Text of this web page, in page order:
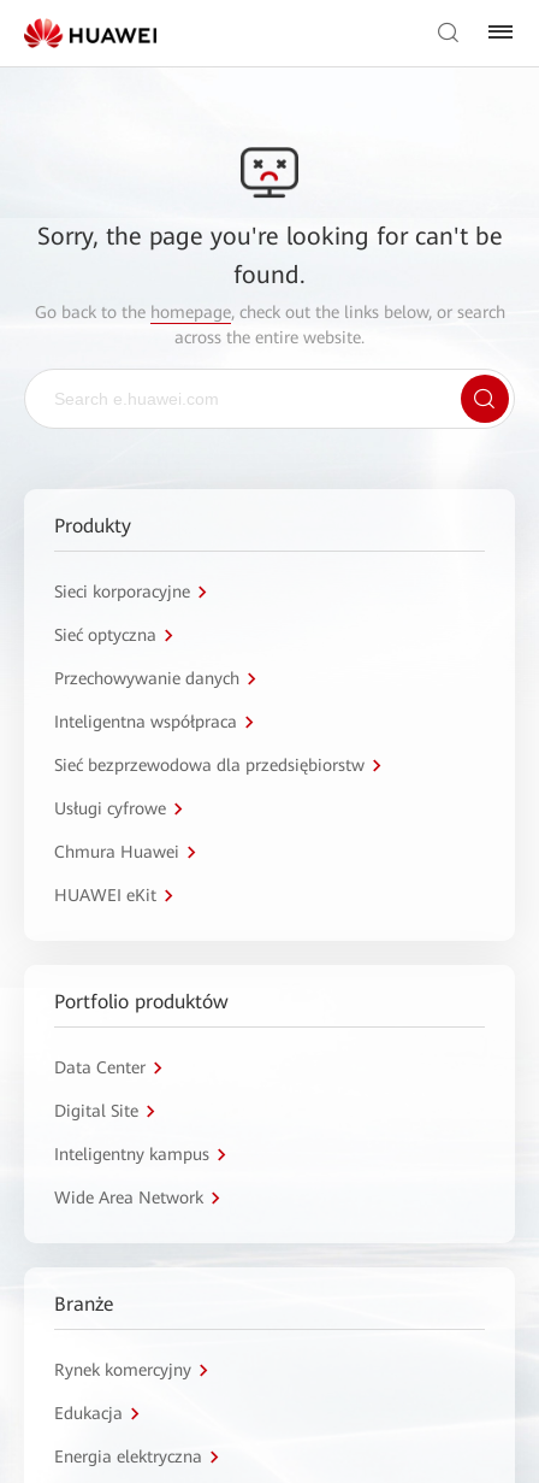
Sorry, the page you're looking for can't be
found.
Go back to the homepage, check out the links below, or search
across the entire website.
Produkty
Sieci korporacyjne
Sieć optyczna
Przechowywanie danych
Inteligentna współpraca
Sieć bezprzewodowa dla przedsiębiorstw
Usługi cyfrowe
Chmura Huawei
HUAWEI eKit
Portfolio produktów
Data Center
Digital Site
Inteligentny kampus
Wide Area Network
Branże
Rynek komercyjny
Edukacja
Energia elektryczna